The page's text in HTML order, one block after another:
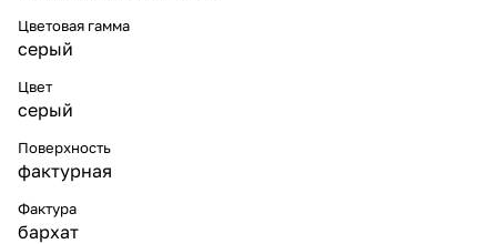
Цветовая гамма
серый
Цвет
серый
Поверхность
фактурная
Фактура
бархат